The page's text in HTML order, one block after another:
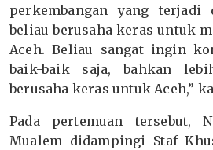
perkembangan yang terjadi
beliau berusaha keras untuk
Aceh. Beliau sangat ingin
baik-baik saja, bahkan
berusaha keras untuk Aceh,”
Pada pertemuan tersebut,
Mualem didampingi Staf